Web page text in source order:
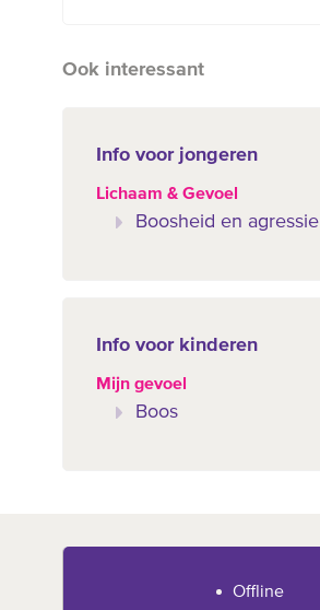
Ook interessant
Info voor jongeren
Lichaam & Gevoel
Boosheid en agressie
Info voor kinderen
Mijn gevoel
Boos
Offline